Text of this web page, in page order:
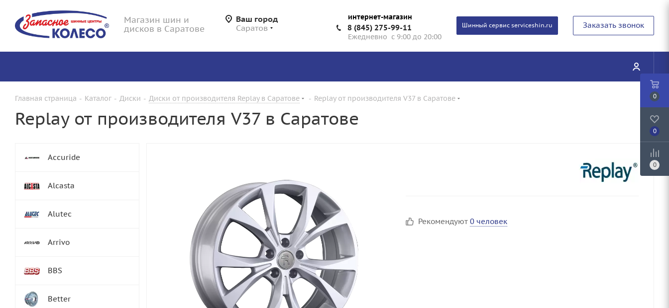
Магазин шин и
дисков в Саратове
Ваш город
Саратов
интернет-магазин
8 (845) 275-99-11
Ежедневно с 9:00 до 20:00
Шинный сервис serviceshin.ru Заказать звонок
Главная страница - Каталог - Диски - Диски от производителя Replay в Саратове - Replay от производителя V37 в Саратове
Replay от производителя V37 в Саратове
Рекомендуют 0 человек
Accuride
Alcasta
Alutec
Arrivo
BBS
Better
0
0
0